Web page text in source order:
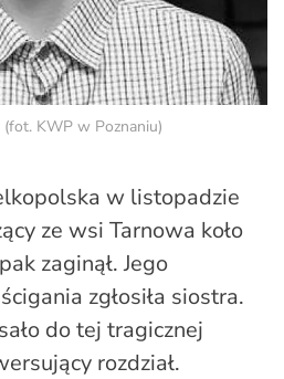
(fot. KWP w Poznaniu)
w listopadzie
ze wsi Tarnowa koło
zaginął. Jego
zgłosiła siostra.
do tej tragicznej
rozdział.